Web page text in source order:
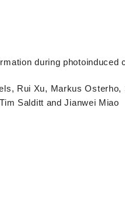
during
Rui Xu, Markus
Salditt and Jianwei Miao